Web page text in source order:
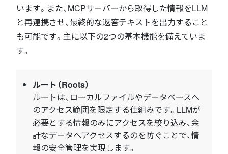
います。また、MCPサーバーから取得した情報をLLM
と再連携させ、最終的な返答テキストを出力すること
も可能です。主に以下の2つの基本機能を備えていま
す。
ルート（Roots）
ルートは、ローカルファイルやデータベースへ
のアクセス範囲を限定する仕組みです。LLMが
必要とする情報のみにアクセスを絞り込み、余
計なデータへアクセスするのを防ぐことで、情
報の安全管理を実現します。